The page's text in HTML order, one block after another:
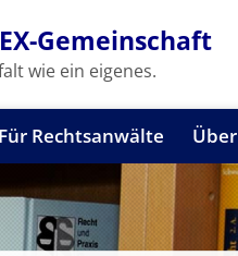
Gemeinschaft
wie ein eigenes.
Für Rechtsanwälte Über